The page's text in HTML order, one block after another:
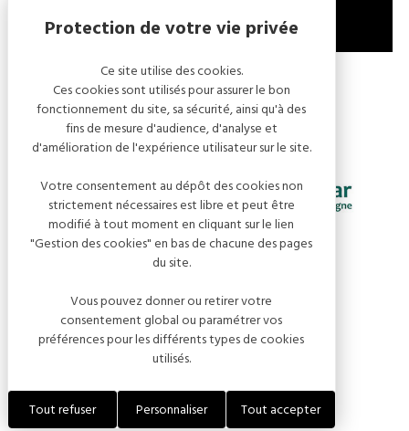
MENTIONS LÉGALES GESTION DES COOKIES
RÉALISATION KOREDGE
Ce site utilise des cookies.
Ces cookies sont utilisés pour assurer le bon
fonctionnement du site, sa sécurité, ainsi qu'à des
fins de mesure d'audience, d'analyse et
d'amélioration de l'expérience utilisateur sur le site.
Votre consentement au dépôt des cookies non
strictement nécessaires est libre et peut être
modifié à tout moment en cliquant sur le lien
"Gestion des cookies" en bas de chacune des pages
du site.
Vous pouvez donner ou retirer votre
consentement global ou paramétrer vos
préférences pour les différents types de cookies
utilisés.
Tout accepter
Tout refuser Personnaliser